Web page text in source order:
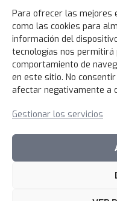
Para ofrecer las mejores
como las cookies para
información del
tecnologías nos
comportamiento de
en este sitio. No
afectar negativamente a
Gestionar los servicios
Política
Libro
© 2026